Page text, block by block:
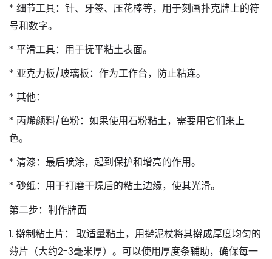
* 细节工具：针、牙签、压花棒等，用于刻画扑克牌上的符
号和数字。
* 平滑工具：用于抚平粘土表面。
* 亚克力板/玻璃板：作为工作台，防止粘连。
* 其他：
* 丙烯颜料/色粉：如果使用石粉粘土，需要用它们来上
色。
* 清漆：最后喷涂，起到保护和增亮的作用。
* 砂纸：用于打磨干燥后的粘土边缘，使其光滑。
第二步：制作牌面
1. 擀制粘土片：
取适量粘土，用擀泥杖将其擀成厚度均匀的
薄片（大约2-3毫米厚）。可以使用厚度条辅助，确保每一